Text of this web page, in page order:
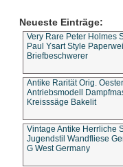
Neueste Einträge:
Very Rare Peter Holmes
Paul Ysart Style
Briefbeschwerer
Antike Rarität Orig.
Antriebsmodell
Kreisssäge Bakelit
Vintage Antike Herrliche
Jugendstil Wandfliese
G West Germany